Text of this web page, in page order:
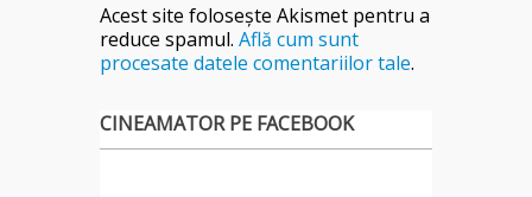
Acest site folosește Akismet pentru a
reduce spamul. Află cum sunt
procesate datele comentariilor tale.
CINEAMATOR PE FACEBOOK